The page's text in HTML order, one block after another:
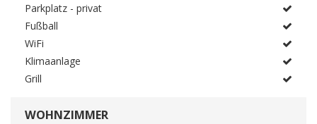
Parkplatz - privat
Fußball
WiFi
Klimaanlage
Grill
WOHNZIMMER